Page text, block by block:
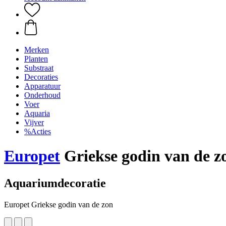
Merken
Planten
Substraat
Decoraties
Apparatuur
Onderhoud
Voer
Aquaria
Vijver
%Acties
Europet Griekse godin van de
Aquariumdecoratie
Europet Griekse godin van de zon